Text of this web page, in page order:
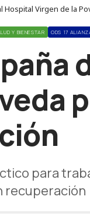
Virgen de la
Y BIENESTAR ODS 17
para
recuperación